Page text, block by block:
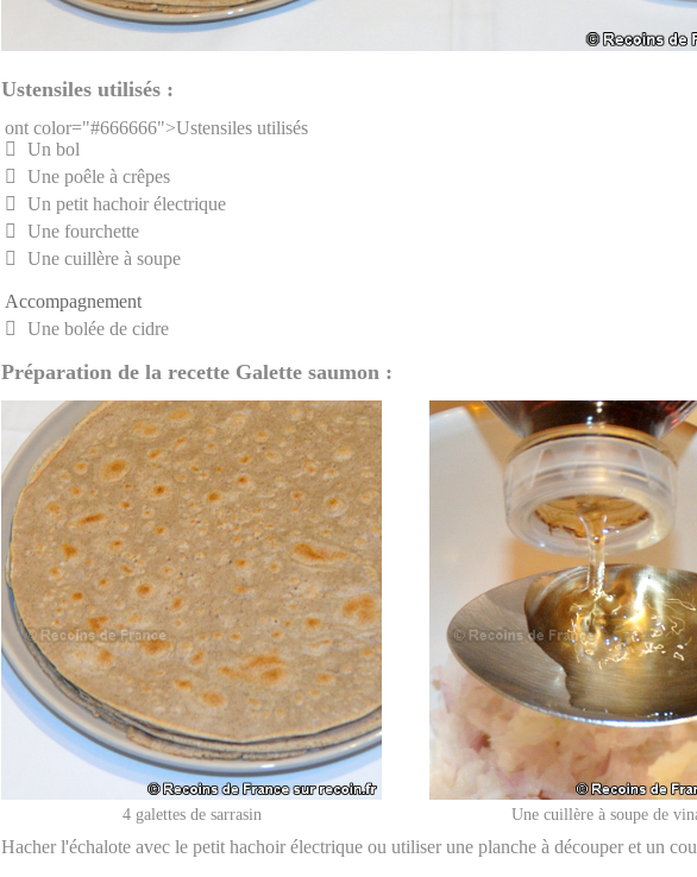
Ustensiles utilisés :
ont color="#666666">Ustensiles utilisés
Un bol
Une poêle à crêpes
Un petit hachoir électrique
Une fourchette
Une cuillère à soupe
Accompagnement
Une bolée de cidre
Préparation de la recette Galette saumon :
4 galettes de sarrasin Une cuillère à soupe de
Hacher l'échalote avec le petit hachoir électrique ou utiliser une planche à découper et un